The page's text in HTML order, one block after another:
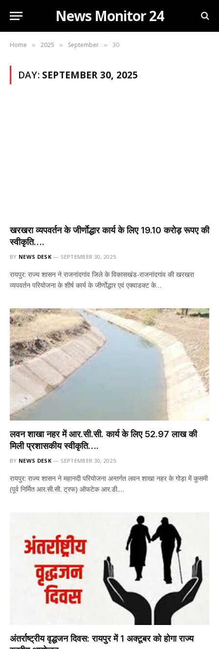
News Monitor 24
Home » 2025 » September » 30
DAY: SEPTEMBER 30, 2025
खरखरा व्यपवर्तन के जीर्णाेद्धार कार्य के लिए 19.10 करोड़ रूपए की
स्वीकृति….
BY NEWS DESK SEPTEMBER 30, 2025
रायपुर: राज्य शासन ने राजनांदगांव जिले के विकासखंड-राजनांदगांव की खरखरा
व्यपवर्तन परियोजना के शीर्ष कार्य के जीर्णाेद्धार एवं एक्वाडक्ट के…
लवन शाखा नहर में आर.सी.सी. कार्य के लिए 52.97 लाख की
मिली प्रशासकीय स्वीकृति….
BY NEWS DESK SEPTEMBER 30, 2025
रायपुर: राज्य शासन ने महानदी परियोजना अन्तर्गत लवन शाखा नहर के गोड़ा में कुसमी
(पूर्व निर्मित आर.सी.सी. ट्रफ) ऑफटेक आर.डी.…
अंतर्राष्ट्रीय वृद्धजन दिवस: रायपुर में 1 अक्टूबर को होगा राज्य